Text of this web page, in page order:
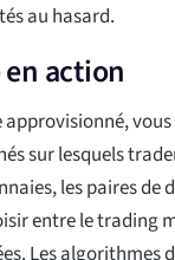
au hasard.
action
sur lesquels
les paires de
entre le trading